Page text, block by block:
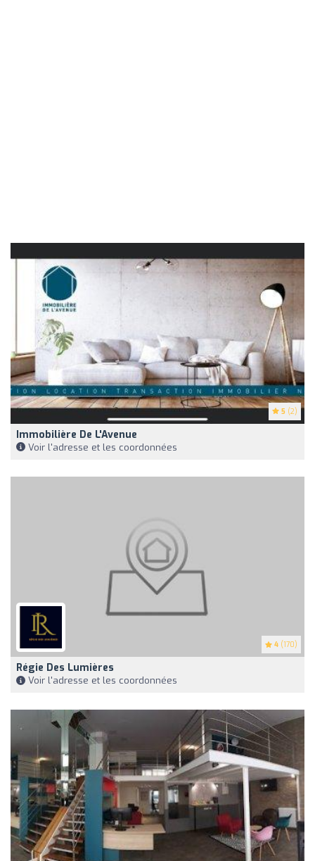
5 (2)
Immobilière De L'Avenue
Voir l'adresse et les coordonnées
4 (170)
Régie Des Lumières
Voir l'adresse et les coordonnées